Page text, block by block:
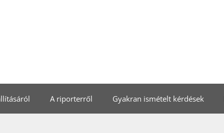
A riporterről Gyakran ismételt kérdések